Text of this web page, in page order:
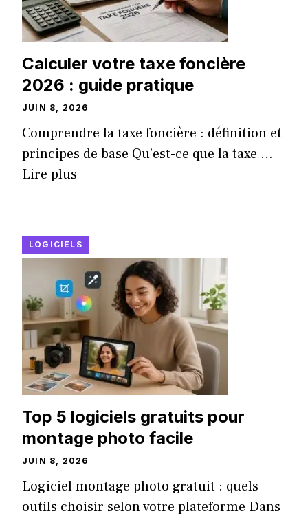
Calculer votre taxe foncière
2026 : guide pratique
JUIN 8, 2026
Comprendre la taxe foncière : définition et
principes de base Qu’est-ce que la taxe ...
Lire plus
LOGICIELS
Top 5 logiciels gratuits pour
montage photo facile
JUIN 8, 2026
Logiciel montage photo gratuit : quels
outils choisir selon votre plateforme Dans